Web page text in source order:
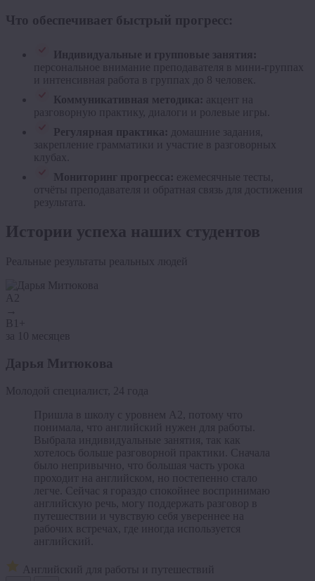
Что обеспечивает быстрый прогресс:
Индивидуальные и групповые занятия:
персональное внимание преподавателя в мини-группах
и интенсивная работа в группах до 8 человек.
Коммуникативная методика: акцент на
разговорную практику, диалоги и ролевые игры.
Регулярная практика:
домашние задания,
закрепление грамматики и участие в разговорных
клубах.
Мониторинг прогресса: ежемесячные тесты,
отчёты преподавателя и обратная связь для достижения
результата.
Истории успеха наших студентов
Реальные результаты реальных людей
A2
→
B1+
за 10 месяцев
Дарья Митюкова
Молодой специалист, 24 года
Пришла в школу с уровнем A2, потому что
понимала, что английский нужен для работы.
Выбрала индивидуальные занятия, так как
хотелось больше разговорной практики. Сначала
было непривычно, что большая часть урока
проходит на английском, но постепенно стало
легче. Сейчас я гораздо спокойнее воспринимаю
английскую речь, могу поддержать разговор в
путешествии и чувствую себя увереннее на
рабочих встречах, где иногда используется
английский.
Английский для работы и путешествий